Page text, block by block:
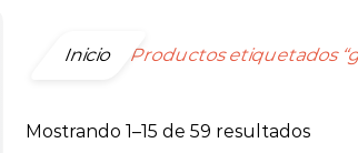
Inicio Productos etiquetados
Mostrando 1–15 de 59 resultados